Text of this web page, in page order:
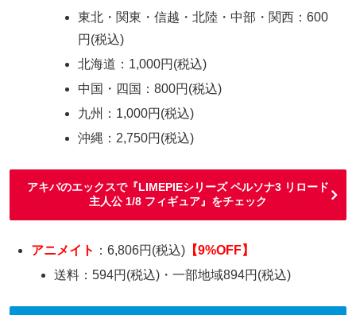
東北・関東・信越・北陸・中部・関西：600
円(税込)
北海道：1,000円(税込)
中国・四国：800円(税込)
九州：1,000円(税込)
沖縄：2,750円(税込)
アキバのエックスで『LIMEPIEシリーズ ペルソナ3 リロード
主人公 1/8 フィギュア』をチェック
アニメイト ：6,806円(税込) 【9%OFF】
送料：594円(税込)・一部地域894円(税込)